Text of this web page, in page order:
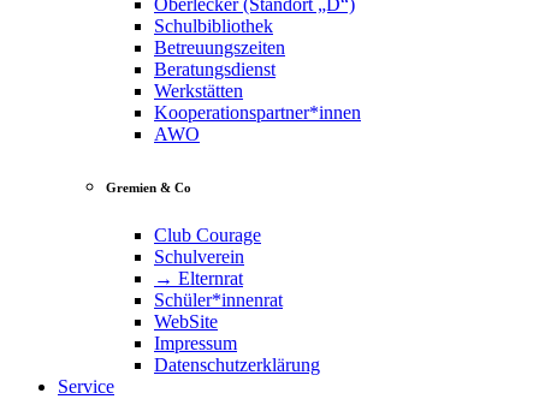
Oberlecker (Standort „D“)
Schulbibliothek
Betreuungszeiten
Beratungsdienst
Werkstätten
Kooperationspartner*innen
AWO
Gremien & Co
Club Courage
Schulverein
→ Elternrat
Schüler*innenrat
WebSite
Impressum
Datenschutzerklärung
Service